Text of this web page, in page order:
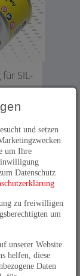
SIL-
die
TR
Die
over
over
Maschinen
werden,
TR
und setzen
um Ihre
Datenschutz
zu freiwilligen
um
unserer Website.
helfen, diese
Daten